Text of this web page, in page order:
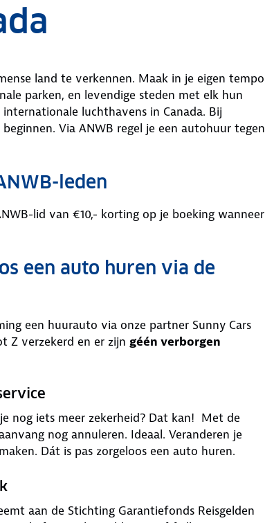
land te verkennen. Maak in je eigen tempo
parken, en levendige steden met elk hun
luchthavens in Canada. Bij
Via ANWB regel je een autohuur tegen
leden
lid van €10,- korting op je boeking wanneer
een auto huren via de
een huurauto via onze partner Sunny Cars
Z verzekerd en er zijn géén verborgen
nog iets meer zekerheid? Dat kan! Met de
nog annuleren. Ideaal. Veranderen je
Dát is pas zorgeloos een auto huren.
aan de Stichting Garantiefonds Reisgelden